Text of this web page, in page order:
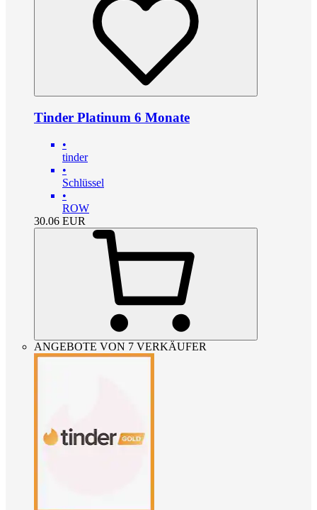
Tinder Platinum 6 Monate
•
tinder
•
Schlüssel
•
ROW
30.06 EUR
ANGEBOTE VON 7 VERKÄUFER